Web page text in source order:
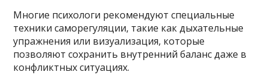
Многие психологи рекомендуют специальные
техники саморегуляции, такие как дыхательные
упражнения или визуализация, которые
позволяют сохранить внутренний баланс даже в
конфликтных ситуациях.